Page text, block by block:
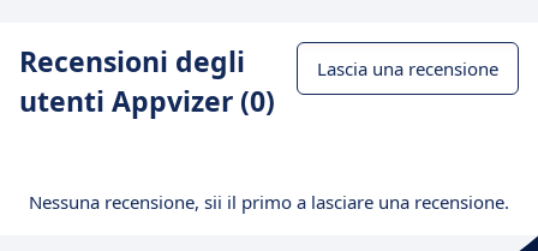
Recensioni degli
utenti Appvizer (0)
Lascia una recensione
Nessuna recensione, sii il primo a lasciare una recensione.